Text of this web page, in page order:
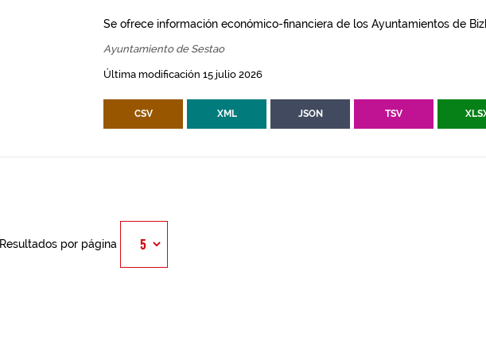
Se ofrece información económico-financiera de los Ayuntamientos de
Ayuntamiento de Sestao
Última modificación 15 julio 2026
CSV XML JSON TSV
Resultados por página